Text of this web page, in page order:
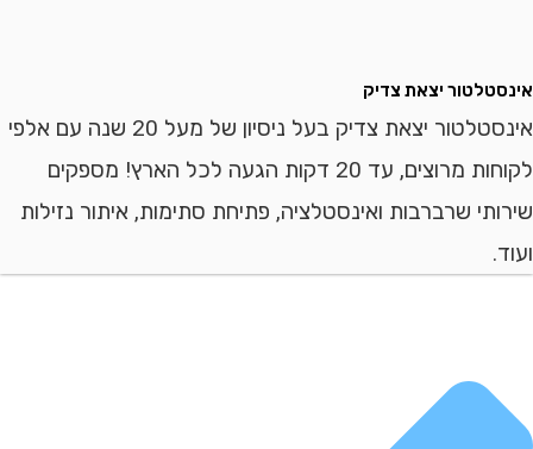
יצאת צדיק
אינסטלטור יצאת צדיק בעל ניסיון של מעל 20 שנה עם אלפי
לקוחות מרוצים, עד 20 דקות הגעה לכל הארץ! מספקים
שרברבות ואינסטלציה, פתיחת סתימות, איתור נזילות